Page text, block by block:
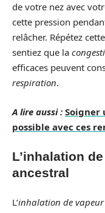
de votre nez avec
cette pression
relâcher. Répétez
sentiez que la
efficaces peuvent
respiration.
A lire aussi : Soigner
possible avec ces
L’inhalation
ancestral
L’inhalation de vapeur